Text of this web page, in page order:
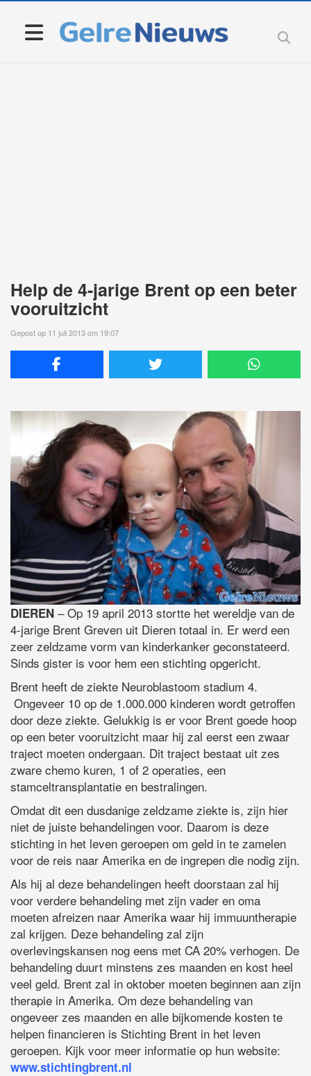
Help de 4-jarige Brent op een beter
vooruitzicht
Gepost op 11 juli 2013 om 19:07
DIEREN – Op 19 april 2013 stortte het wereldje van de
4-jarige Brent Greven uit Dieren totaal in. Er werd een
zeer zeldzame vorm van kinderkanker geconstateerd.
Sinds gister is voor hem een stichting opgericht.
Brent heeft de ziekte Neuroblastoom stadium 4.
Ongeveer 10 op de 1.000.000 kinderen wordt getroffen
door deze ziekte. Gelukkig is er voor Brent goede hoop
op een beter vooruitzicht maar hij zal eerst een zwaar
traject moeten ondergaan. Dit traject bestaat uit zes
zware chemo kuren, 1 of 2 operaties, een
stamceltransplantatie en bestralingen.
Omdat dit een dusdanige zeldzame ziekte is, zijn hier
niet de juiste behandelingen voor. Daarom is deze
stichting in het leven geroepen om geld in te zamelen
voor de reis naar Amerika en de ingrepen die nodig zijn.
Als hij al deze behandelingen heeft doorstaan zal hij
voor verdere behandeling met zijn vader en oma
moeten afreizen naar Amerika waar hij immuuntherapie
zal krijgen. Deze behandeling zal zijn
overlevingskansen nog eens met CA 20% verhogen. De
behandeling duurt minstens zes maanden en kost heel
veel geld. Brent zal in oktober moeten beginnen aan zijn
therapie in Amerika. Om deze behandeling van
ongeveer zes maanden en alle bijkomende kosten te
helpen financieren is Stichting Brent in het leven
geroepen. Kijk voor meer informatie op hun website:
www.stichtingbrent.nl